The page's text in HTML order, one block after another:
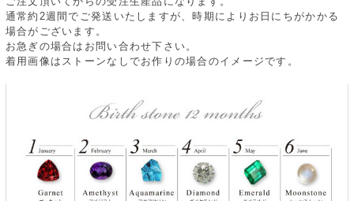
通常約2週間でご発送いたしますが、時期によりお日にちがかかる
場合がございます。
お急ぎの場合はお問い合わせ下さい。
着用画像はストーンなしでお作りの場合のイメージです。